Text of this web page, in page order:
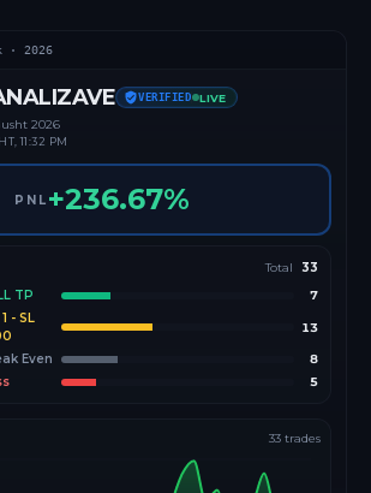
· 2026
VERIFIED LIVE
2026
11:32 PM
PNL +236.67%
Total 33
TP
7
- SL
13
Even
8
5
33 trades